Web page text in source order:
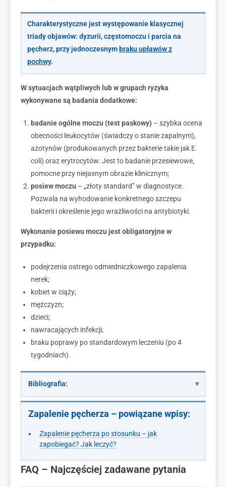
Charakterystyczne jest występowanie klasycznej
triady objawów: dyzurii, częstomoczu i parcia na
pęcherz, przy jednoczesnym braku upławów z
pochwy.
W sytuacjach wątpliwych lub w grupach ryzyka
wykonywane są badania dodatkowe:
badanie ogólne moczu (test paskowy) – szybka ocena
obecności leukocytów (świadczy o stanie zapalnym),
azotynów (produkowanych przez bakterie takie jak E.
coli) oraz erytrocytów. Jest to badanie przesiewowe,
pomocne przy niejasnym obrazie klinicznym;
posiew moczu – „złoty standard” w diagnostyce.
Pozwala na wyhodowanie konkretnego szczepu
bakterii i określenie jego wrażliwości na antybiotyki.
Wykonanie posiewu moczu jest obligatoryjne w
przypadku:
podejrzenia ostrego odmiedniczkowego zapalenia
nerek;
kobiet w ciąży;
mężczyzn;
dzieci;
nawracających infekcji;
braku poprawy po standardowym leczeniu (po 4
tygodniach).
Bibliografia:
Zapalenie pęcherza – powiązane wpisy:
Zapalenie pęcherza po stosunku – jak
zapobiegać? Jak leczyć?
FAQ – Najczęściej zadawane pytania